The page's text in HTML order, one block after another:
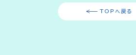
TOPへ戻る